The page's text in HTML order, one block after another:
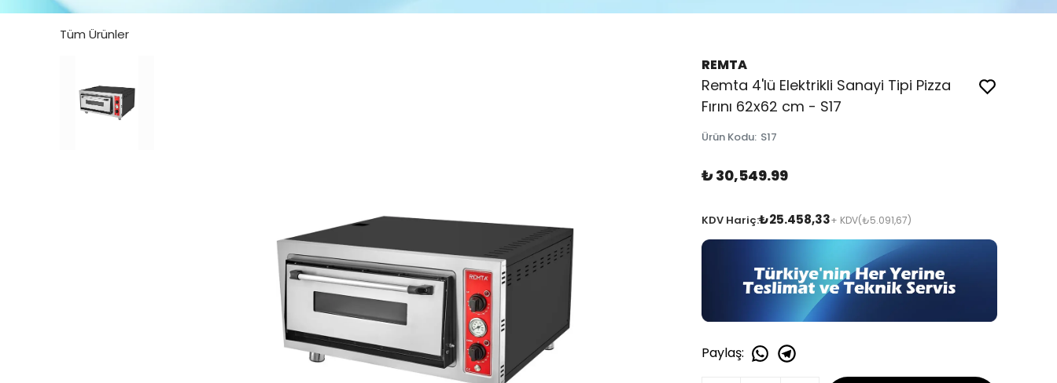
Tüm Ürünler
REMTA
Remta 4'lü Elektrikli Sanayi Tipi Pizza
Fırını 62x62 cm - S17
Ürün Kodu: S17
₺ 30,549.99
KDV Hariç:₺25.458,33+ KDV(₺5.091,67)
Paylaş: